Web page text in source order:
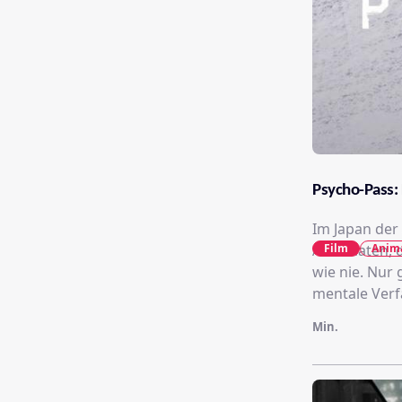
Psycho-
Im Japan
Automaten,
wie nie. Nur
mentale
Min.
Film